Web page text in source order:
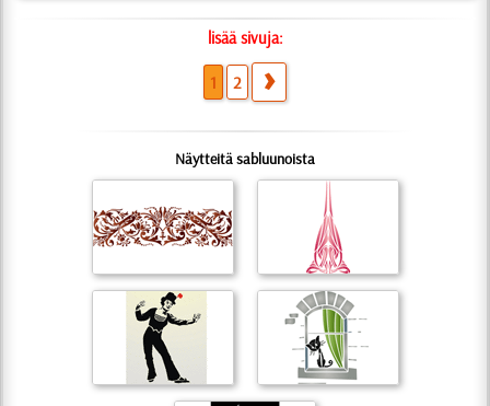
lisää sivuja:
1 2
Näytteitä sabluunoista